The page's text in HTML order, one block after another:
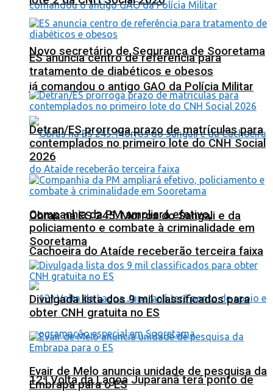
Novo secretário de Segurança de Sooretama
já comandou o antigo GAO da Polícia Militar
Obras na ES 245: Morros do Sangali e da
Cachoeira do Ataíde receberão terceira faixa
12ª Volta da Lagoa Juparanã terá ponto de
ES anuncia centro de referência para
tratamento de diabéticos e obesos
Detran/ES prorroga prazo de matrículas para
contemplados no primeiro lote do CNH Social
2026
Companhia da PM ampliará efetivo,
policiamento e combate à criminalidade em
Sooretama
Divulgada lista dos 9 mil classificados para
obter CNH gratuita no ES
Evair de Melo anuncia unidade de pesquisa da
Embrapa para o ES